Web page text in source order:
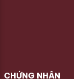
CHỨNG NHẬN